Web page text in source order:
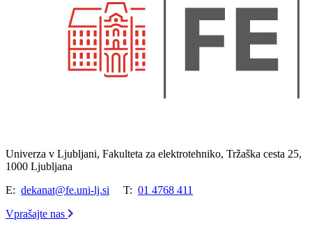
Univerza v Ljubljani, Fakulteta za elektrotehniko, Tržaška cesta 25,
1000 Ljubljana
E: dekanat@fe.uni-lj.si T: 01 4768 411
Vprašajte nas